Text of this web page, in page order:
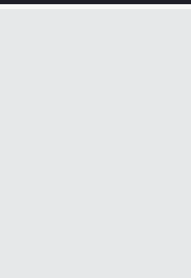
Votre panier